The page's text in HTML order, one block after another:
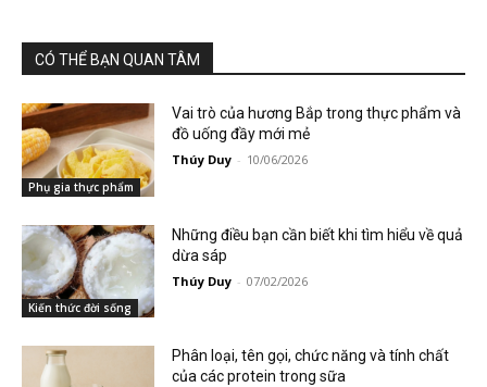
CÓ THỂ BẠN QUAN TÂM
Phụ gia thực phẩm
Vai trò của hương Bắp trong thực phẩm và
đồ uống đầy mới mẻ
Thúy Duy - 10/06/2026
Kiến thức đời sống
Những điều bạn cần biết khi tìm hiểu về quả
dừa sáp
Thúy Duy - 07/02/2026
Phân loại, tên gọi, chức năng và tính chất
của các protein trong sữa